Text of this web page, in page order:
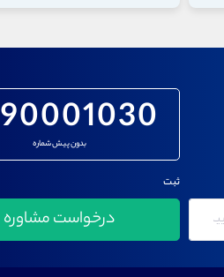
90001030
بدون پیش شماره
ثبت